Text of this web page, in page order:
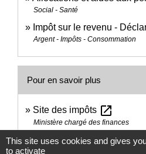
Social - Santé
Impôt sur le revenu -
Argent - Impôts - Consommation
Pour en savoir plus
Site des impôts open_in_new
Ministère chargé des finances
Brochure pratique 2023 -
This site uses cookies and gives
to activate